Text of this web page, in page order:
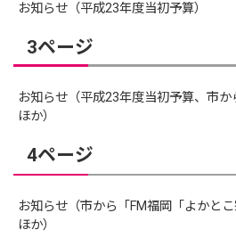
お知らせ（平成23年度当初予算）
3ページ
お知らせ（平成23年度当初予算、市か
ほか）
4ページ
お知らせ（市から「FM福岡「よかと
ほか）